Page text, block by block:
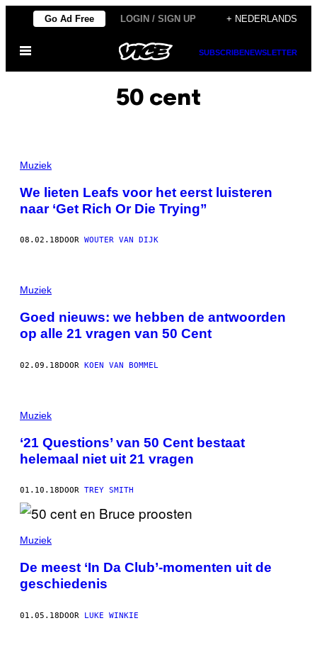
de
Go Ad Free LOGIN / SIGN UP + NEDERLANDS
Open
SUBSCRIBENEWSLETTER
50 cent
Muziek
We lieten Leafs voor het eerst luisteren
naar ‘Get Rich Or Die Trying”
08.02.18DOOR WOUTER VAN DIJK
Muziek
Goed nieuws: we hebben de antwoorden
op alle 21 vragen van 50 Cent
02.09.18DOOR KOEN VAN BOMMEL
Muziek
‘21 Questions’ van 50 Cent bestaat
helemaal niet uit 21 vragen
01.10.18DOOR TREY SMITH
Muziek
De meest ‘In Da Club’-momenten uit de
geschiedenis
01.05.18DOOR LUKE WINKIE